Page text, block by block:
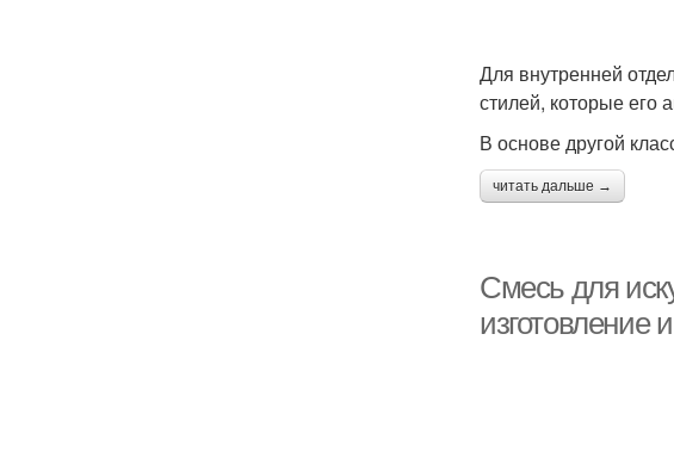
Для внутренней
стилей, которые
В основе другой
читать дальше →
Смесь для
изготовление